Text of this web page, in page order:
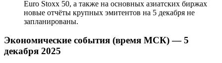
Euro Stoxx 50, а также на основных азиатских биржах
новые отчёты крупных эмитентов на 5 декабря не
запланированы.
Экономические события (время МСК) — 5
декабря 2025